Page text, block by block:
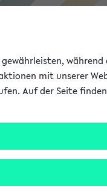
während
mit unserer
Auf der Seite